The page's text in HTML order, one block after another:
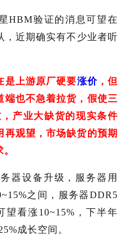
HBM验证的消息可望在
，近期确实有不少业者听
是上游原厂硬要涨价，但
端也不急着拉货，假使三
产业大缺货的现实条件
观望，市场缺货的预期
器设备升级，服务器用
之间，服务器DDR5
望看涨10~15%，下半年
成长空间。